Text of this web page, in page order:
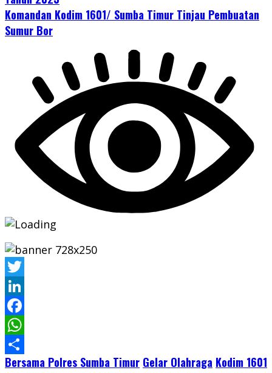
Komandan Kodim 1601/ Sumba Timur Tinjau Pembuatan
Sumur Bor
Twitter
LinkedIn
Facebook
WhatsApp
Share
Bersama Polres Sumba Timur Gelar Olahraga Kodim 1601